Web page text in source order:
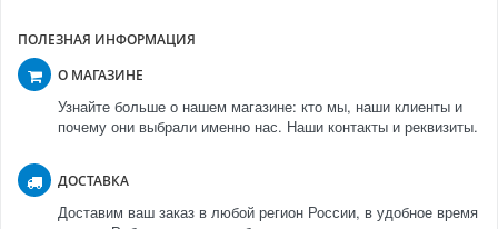
ПОЛЕЗНАЯ ИНФОРМАЦИЯ
О МАГАЗИНЕ
Узнайте больше о нашем магазине: кто мы, наши клиенты и
почему они выбрали именно нас. Наши контакты и реквизиты.
ДОСТАВКА
Доставим ваш заказ в любой регион России, в удобное время